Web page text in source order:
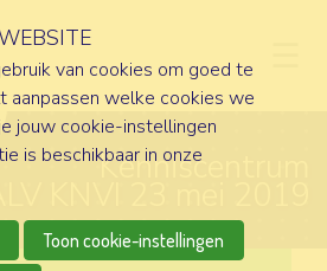
Kenniscentrum
KNVI 23 mei 2019
van cookies om goed te
aanpassen welke cookies we
jouw cookie-instellingen
is beschikbaar in onze
Toon cookie-instellingen